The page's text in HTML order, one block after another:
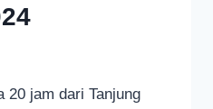
20 jam dari Tanjung